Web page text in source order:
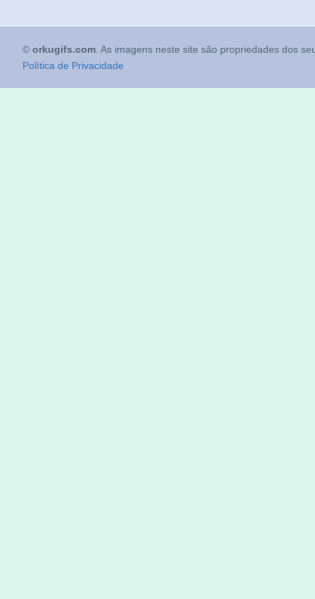
© orkugifs.com . As imagens neste site são propriedades dos
Política de Privacidade